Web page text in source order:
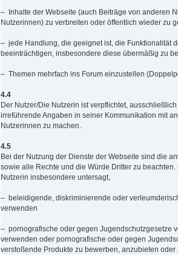
– Inhalte der Webseite (auch Beiträge von anderen
Nutzerinnen) zu verbreiten oder öffentlich wieder zu
– jede Handlung, die geeignet ist, die Funktionalität
beeinträchtigen, insbesondere diese übermäßig zu
– Themen mehrfach ins Forum einzustellen
4.4
Der Nutzer/Die Nutzerin ist verpflichtet,
irreführende Angaben in seiner Kommunikation mit
Nutzerinnen zu machen.
4.5
Bei der Nutzung der Dienste der Webseite sind die
sowie alle Rechte und die Würde Dritter zu beachten.
Nutzerin insbesondere untersagt,
– beleidigende, diskriminierende oder
verwenden
– pornografische oder gegen Jugendschutzgesetze
verwenden oder pornografische oder gegen
verstoßende Produkte zu bewerben, anzubieten oder